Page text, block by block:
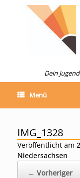
Dein
Menü
IMG_1328
Veröffentlicht am
Niedersachsen
← Vorheriger